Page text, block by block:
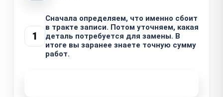
1
Сначала определяем, что именно сбоит
в тракте записи. Потом уточняем, какая
деталь потребуется для замены. В
итоге вы заранее знаете точную сумму
работ.